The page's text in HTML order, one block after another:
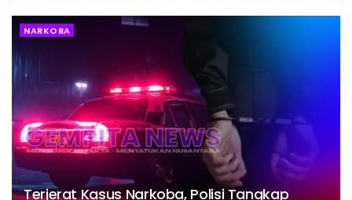
NARKOBA
Terjerat Kasus Narkoba, Polisi Tangkap